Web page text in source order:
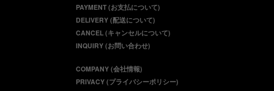
PAYMENT (お支払について)
DELIVERY (配送について)
CANCEL (キャンセルについて)
INQUIRY (お問い合わせ)
COMPANY (会社情報)
PRIVACY (プライバシーポリシー)